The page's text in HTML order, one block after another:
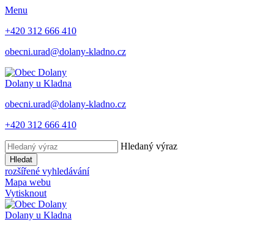
Menu
+420 312 666 410
obecni.urad@dolany-kladno.cz
Dolany u Kladna
obecni.urad@dolany-kladno.cz
+420 312 666 410
Hledaný výraz
Hledat
rozšířené vyhledávání
Mapa webu
Vytisknout
Dolany u Kladna